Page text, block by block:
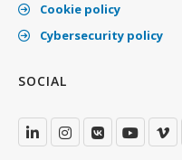
Cookie policy
Cybersecurity policy
SOCIAL